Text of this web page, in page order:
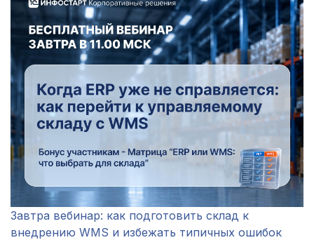
Завтра вебинар: как подготовить склад к
внедрению WMS и избежать типичных ошибок